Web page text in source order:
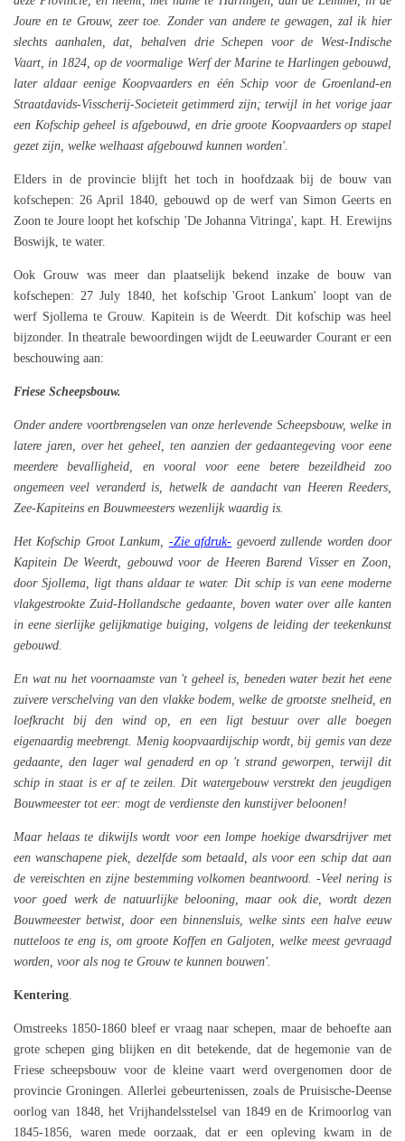
Joure en te Grouw, zeer toe. Zonder van andere te gewagen, zal ik hier
slechts aanhalen, dat, behalven drie Schepen voor de West-Indische
Vaart, in 1824, op de voormalige Werf der Marine te Harlingen gebouwd,
later aldaar eenige Koopvaarders en één Schip voor de Groenland-en
Straatdavids-Visscherij-Societeit getimmerd zijn; terwijl in het vorige jaar
een Kofschip geheel is afgebouwd, en drie groote Koopvaarders op stapel
gezet zijn, welke welhaast afgebouwd kunnen worden'.
Elders in de provincie blijft het toch in hoofdzaak bij de bouw van
kofschepen: 26 April 1840, gebouwd op de werf van Simon Geerts en
Zoon te Joure loopt het kofschip 'De Johanna Vitringa', kapt. H. Erewijns
Boswijk, te water.
Ook Grouw was meer dan plaatselijk bekend inzake de bouw van
kofschepen: 27 July 1840, het kofschip 'Groot Lankum' loopt van de
werf Sjollema te Grouw. Kapitein is de Weerdt. Dit kofschip was heel
bijzonder. In theatrale bewoordingen wijdt de Leeuwarder Courant er een
beschouwing aan:
Friese Scheepsbouw.
Onder andere voortbrengselen van onze herlevende Scheepsbouw, welke in
latere jaren, over het geheel, ten aanzien der gedaantegeving voor eene
meerdere bevalligheid, en vooral voor eene betere bezeildheid zoo
ongemeen veel veranderd is, hetwelk de aandacht van Heeren Reeders,
Zee-Kapiteins en Bouwmeesters wezenlijk waardig is.
Het Kofschip Groot Lankum, -Zie afdruk- gevoerd zullende worden door
Kapitein De Weerdt, gebouwd voor de Heeren Barend Visser en Zoon,
door Sjollema, ligt thans aldaar te water. Dit schip is van eene moderne
vlakgestrookte Zuid-Hollandsche gedaante, boven water over alle kanten
in eene sierlijke gelijkmatige buiging, volgens de leiding der teekenkunst
gebouwd.
En wat nu het voornaamste van 't geheel is, beneden water bezit het eene
zuivere verschelving van den vlakke bodem, welke de grootste snelheid, en
loefkracht bij den wind op, en een ligt bestuur over alle boegen
eigenaardig meebrengt. Menig koopvaardijschip wordt, bij gemis van deze
gedaante, den lager wal genaderd en op 't strand geworpen, terwijl dit
schip in staat is er af te zeilen. Dit watergebouw verstrekt den jeugdigen
Bouwmeester tot eer: mogt de verdienste den kunstijver beloonen!
Maar helaas te dikwijls wordt voor een lompe hoekige dwarsdrijver met
een wanschapene piek, dezelfde som betaald, als voor een schip dat aan
de vereischten en zijne bestemming volkomen beantwoord. -Veel nering is
voor goed werk de natuurlijke belooning, maar ook die, wordt dezen
Bouwmeester betwist, door een binnensluis, welke sints een halve eeuw
nutteloos te eng is, om groote Koffen en Galjoten, welke meest gevraagd
worden, voor als nog te Grouw te kunnen bouwen'.
Kentering.
Omstreeks 1850-1860 bleef er vraag naar schepen, maar de behoefte aan
grote schepen ging blijken en dit betekende, dat de hegemonie van de
Friese scheepsbouw voor de kleine vaart werd overgenomen door de
provincie Groningen. Allerlei gebeurtenissen, zoals de Pruisische-Deense
oorlog van 1848, het Vrijhandelsstelsel van 1849 en de Krimoorlog van
1845-1856, waren mede oorzaak, dat er een opleving kwam in de